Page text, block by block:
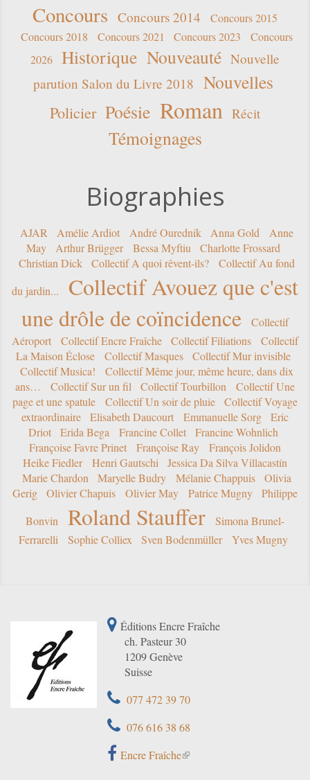
Concours Concours 2014
Concours 2015
Concours 2018
Concours 2021 Concours 2023
Concours
2026
Historique Nouveauté Nouvelle
parution Salon du Livre 2018 Nouvelles
Policier Poésie Roman Récit
Témoignages
Biographies
AJAR Amélie Ardiot André Ourednik Anna Gold
Anne
May
Arthur Brügger Bessa Myftiu
Charlotte Frossard
Christian Dick
Collectif A quoi rêvent-ils?
Collectif Au fond
du jardin...
Collectif Avouez que c'est
une drôle de coïncidence
Collectif
Aéroport
Collectif Encre Fraîche Collectif Filiations
Collectif
La Maison Éclose
Collectif Masques
Collectif Mur invisible
Collectif Musica!
Collectif Même jour, même heure, dans dix
ans…
Collectif Sur un fil Collectif Tourbillon
Collectif Une
page et une spatule
Collectif Un soir de pluie
Collectif Voyage
extraordinaire
Elisabeth Daucourt Emmanuelle Sorg
Eric
Driot
Erida Bega Francine Collet
Francine Wohnlich
Françoise Favre Prinet
Françoise Ray
François Jolidon
Heike Fiedler
Henri Gautschi
Jessica Da Silva Villacastín
Marie Chardon
Maryelle Budry Mélanie Chappuis
Olivia
Gerig
Olivier Chapuis Olivier May Patrice Mugny
Philippe
Bonvin
Roland Stauffer
Simona Brunel-
Ferrarelli
Sophie Colliex Sven Bodenmüller Yves Mugny
Éditions Encre Fraîche
ch. Pasteur 30
1209 Genève
Suisse
077 472 39 70
076 616 38 68
Encre Fraîche